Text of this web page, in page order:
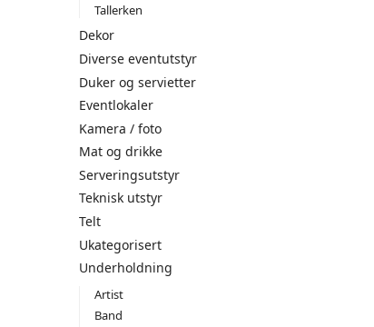
Tallerken
Dekor
Diverse eventutstyr
Duker og servietter
Eventlokaler
Kamera / foto
Mat og drikke
Serveringsutstyr
Teknisk utstyr
Telt
Ukategorisert
Underholdning
Artist
Band